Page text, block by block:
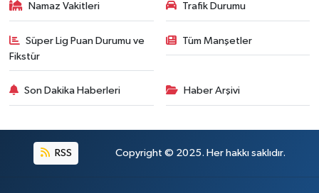
Namaz Vakitleri Trafik Durumu
Süper Lig Puan Durumu ve
Fikstür
Tüm Manşetler
Son Dakika Haberleri Haber Arşivi
RSS Copyright © 2025. Her hakkı saklıdır.